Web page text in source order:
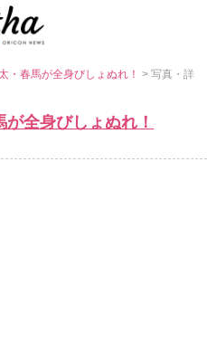
・春馬が全身びしょぬれ！> 写真・詳
全身びしょぬれ！